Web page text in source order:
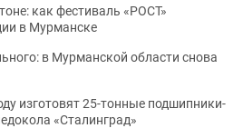
как фестиваль «РОСТ»
в Мурманске
в Мурманской области снова
изготовят 25-тонные подшипники-
«Сталинград»